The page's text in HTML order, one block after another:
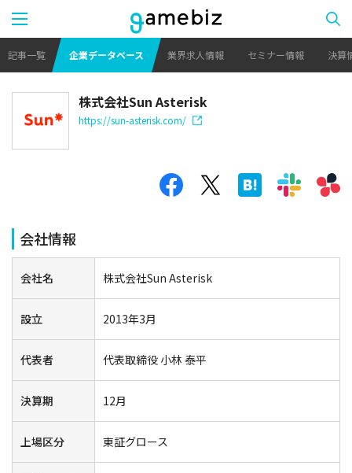
記事一覧 企業データベース 業界求人情報 セミナー情報 決算
株式会社Sun Asterisk
https://sun-asterisk.com/
会社情報
会社名 株式会社Sun Asterisk
設立 2013年3月
代表者 代表取締役 小林 泰平
決算期 12月
上場区分 東証グロース